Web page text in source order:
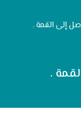
إلى القمة .
.